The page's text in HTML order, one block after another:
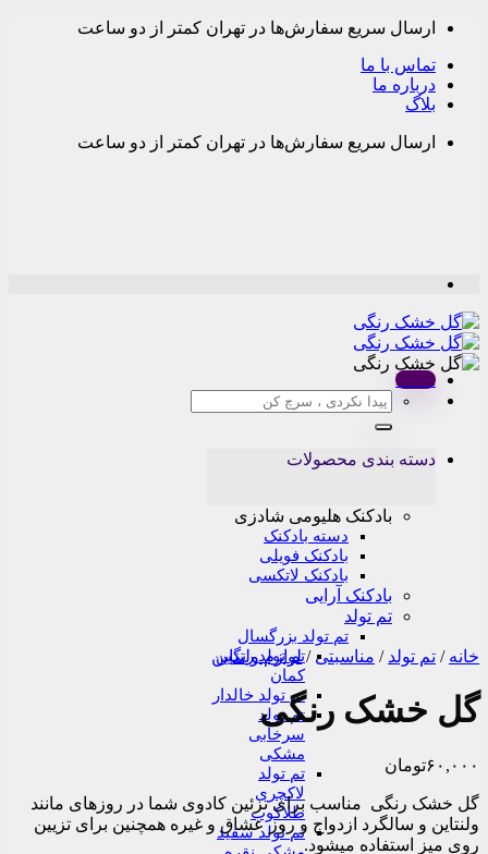
Skip
content
ارسال سریع سفارش‌ها در تهران کمتر از دو ساعت
تماس با ما
درباره ما
بلاگ
ارسال سریع سفارش‌ها در تهران کمتر از دو ساعت
Menu
جستجو
برای:
دسته بندی محصولات
بادکنک هلیومی شادزی
دسته بادکنک
بادکنک فویلی
بادکنک لاتکسی
بادکنک آرایی
تم تولد
تم تولد بزرگسال
تم تولد رنگین
کمان
تم تولد خالدار
تم تولد
سرخابی
مشکی
تم تولد
لاکچری
طلاکوب
تم تولد سفید
خانه / تم تولد / مناسبتی / لوازم ولنتاین
گل خشک رنگی
۶۰,۰۰۰تومان
گل خشک رنگی مناسب برای تزئین کادوی شما در روزهای مانند
ولنتاین و سالگرد ازدواج و روز عشاق و غیره همچنین برای تزیین
روی میز استفاده میشود.